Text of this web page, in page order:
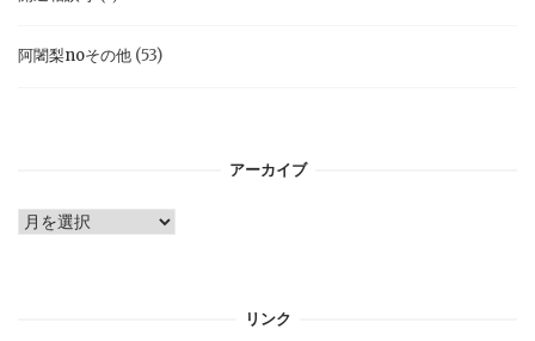
阿闍梨noその他 (53)
アーカイブ
ア
リンク